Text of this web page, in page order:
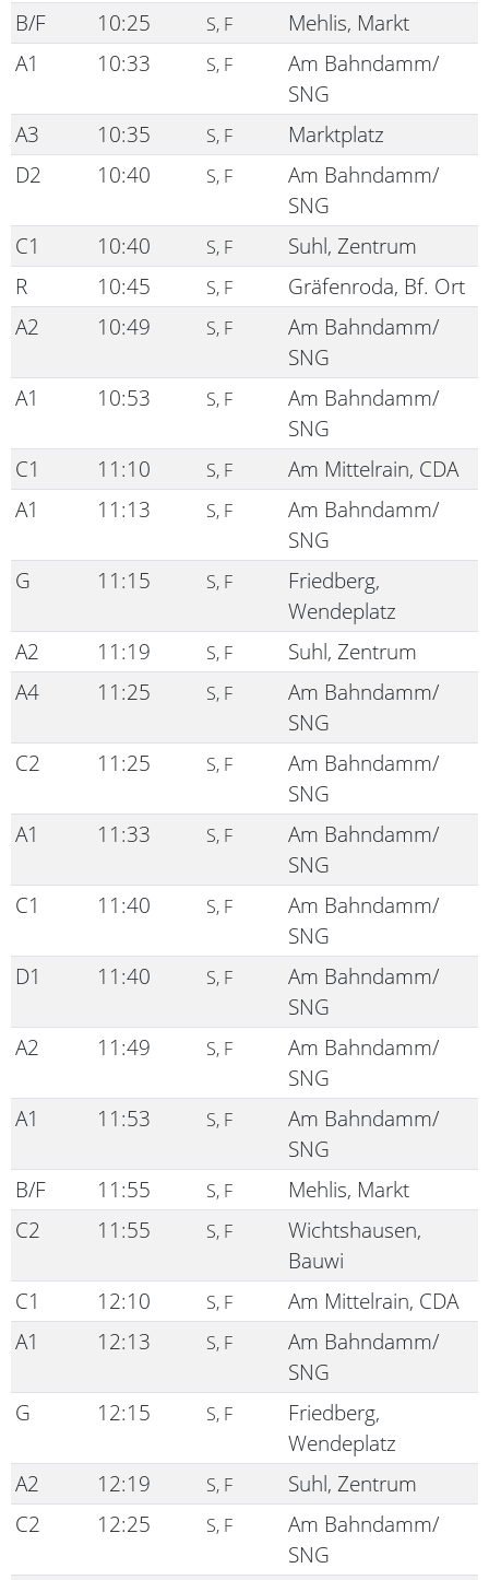
B/F 10:25 S, F
Mehlis, Markt
A1
10:33 S, F
Am Bahndamm/
SNG
A3
10:35 S, F
Marktplatz
D2
10:40 S, F
Am Bahndamm/
SNG
C1
10:40 S, F
Suhl, Zentrum
R
10:45 S, F
Gräfenroda, Bf. Ort
A2
10:49 S, F
Am Bahndamm/
SNG
A1
10:53 S, F
Am Bahndamm/
SNG
C1
11:10 S, F
Am Mittelrain, CDA
A1
11:13 S, F
Am Bahndamm/
SNG
G
11:15 S, F
Friedberg,
Wendeplatz
A2
11:19 S, F
Suhl, Zentrum
A4
11:25 S, F
Am Bahndamm/
SNG
C2
11:25 S, F
Am Bahndamm/
SNG
A1
11:33 S, F
Am Bahndamm/
SNG
C1
11:40 S, F
Am Bahndamm/
SNG
D1
11:40 S, F
Am Bahndamm/
SNG
A2
11:49 S, F
Am Bahndamm/
SNG
A1
11:53 S, F
Am Bahndamm/
SNG
B/F
11:55 S, F
Mehlis, Markt
C2
11:55 S, F
Wichtshausen,
Bauwi
C1
12:10 S, F
Am Mittelrain, CDA
A1
12:13 S, F
Am Bahndamm/
SNG
G
12:15 S, F
Friedberg,
Wendeplatz
A2
12:19 S, F
Suhl, Zentrum
C2
12:25 S, F
Am Bahndamm/
SNG